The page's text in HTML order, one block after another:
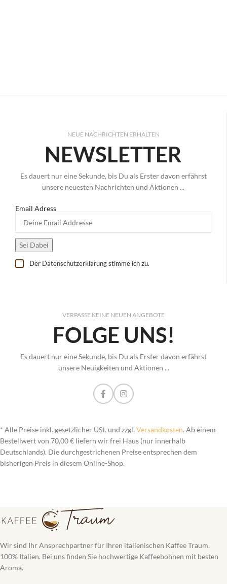
NEUE NACHRICHTEN ERHALTEN
NEWSLETTER
Es dauert nur eine Sekunde, bis Du als Erster davon erfährst
unsere neuesten Nachrichten und Aktionen ...
Email Adress
Der Datenschutzerklärungstimme ich zu.
VERPASSE KEINE NEUEN ANGEBOTE
FOLGE UNS!
Es dauert nur eine Sekunde, bis Du als Erster davon erfährst
unsere Neuigkeiten und Aktionen ...
* Alle Preise inkl. gesetzlicher USt. und zzgl.Versandkosten. Ab einem
Bestellwert von 70,00 € liefern wir frei Haus (nur innerhalb
Deutschlands). Die durchgestrichenen Preise entsprechen dem
bisherigen Preis in diesem Online-Shop.
Wir sind Ihr Ansprechpartner für Ihren italienischen Kaffee Traum.
100% Italien. Bei uns finden Sie hochwertige Kaffeebohnen mit besten
Aroma.